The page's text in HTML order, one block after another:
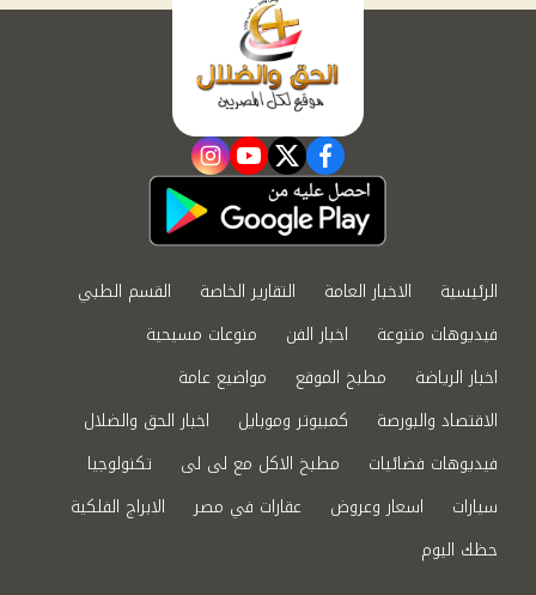
facebook
twitter
youtube
instagram
الرئيسية الاخبار العامة التقارير الخاصة
القسم الطبي
فيديوهات متنوعة
اخبار الفن
منوعات مسيحية
اخبار الرياضة
مطبخ الموقع
مواضيع عامة
الاقتصاد والبورصة
كمبيوتر وموبايل
اخبار الحق والضلال
فيديوهات فضائيات
مطبخ الاكل مع لى لى
تكنولوجيا
سيارات
اسعار وعروض عقارات في مصر
الابراج الفلكية
حظك اليوم